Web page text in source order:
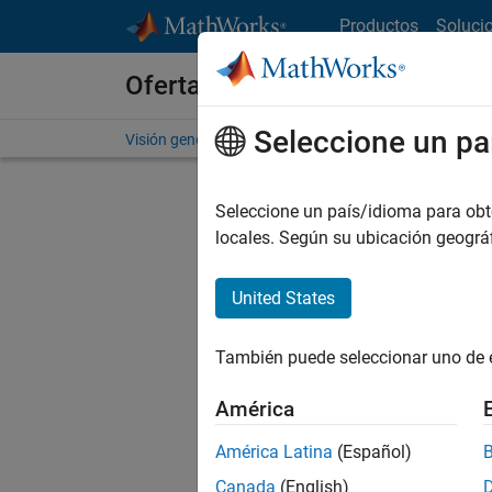
Productos
Ofertas de empleo en
Visión general Búsqueda de empleo Oficinas
No se
Seleccione un
Seleccione un país/idioma para
locales. Según su ubicación
United States
También puede seleccionar uno
América
América Latina (Español)
Canada (English)